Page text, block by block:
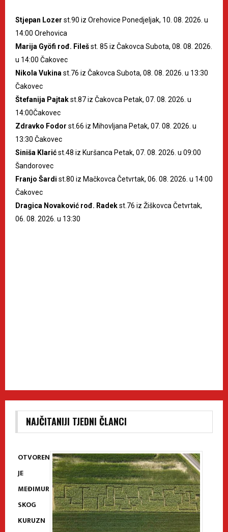
Stjepan Lozer st.90 iz Orehovice Ponedjeljak, 10. 08. 2026. u
14:00 Orehovica
Marija Gyöfi rođ. Filešst. 85 iz Čakovca Subota, 08. 08. 2026.
u 14:00 Čakovec
Nikola Vukina st.76 iz Čakovca Subota, 08. 08. 2026. u 13:30
Čakovec
Štefanija Pajtakst.87 iz Čakovca Petak, 07. 08. 2026. u
14:00Čakovec
Zdravko Fodor st.66 iz Mihovljana Petak, 07. 08. 2026. u
13:30 Čakovec
Siniša Klarićst.48 iz Kuršanca Petak, 07. 08. 2026. u 09:00
Šandorovec
Franjo Šardi st.80 iz Mačkovca Četvrtak, 06. 08. 2026. u 14:00
Čakovec
Dragica Novaković rođ. Radekst.76 iz Žiškovca Četvrtak,
06. 08. 2026. u 13:30
NAJČITANIJI TJEDNI ČLANCI
OTVOREN
JE
MEĐIMUR
SKOG
KURUZN